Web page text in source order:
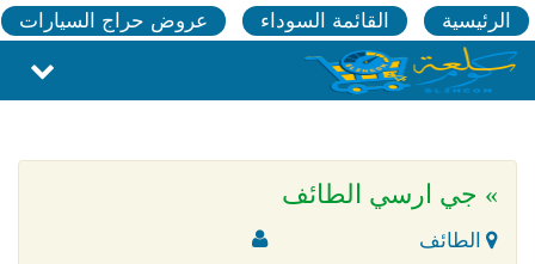
الرئيسية القائمة السوداء عروض حراج السيارات
» جي ارسي الطائف
الطائف